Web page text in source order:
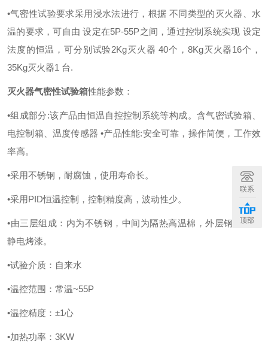
•气密性试验要求采用浸水法进行，根据 不同类型的灭火器、水
温的要求，可自由 设定在5P-55P之间，通过控制系统实现 设定
法度的恒温，可分别试验2Kg灭火器 40个，8Kg灭火器16个，
35Kg灭火器1 台.
灭火器气密性试验箱性能参数：
•组成部分:该产品由恒温自控控制系统等构成。含气密试验箱、
电控制箱、温度传感器 •产品性能:安全可靠，操作简便，工作效
率高。
•采用不锈钢，耐腐蚀，使用寿命长。
•采用PID恒温控制，控制精度高，波动性少。
•由三层组成：内为不锈钢，中间为隔热高温棉，外层钢板高温
静电烤漆。
•试验介质：自来水
•温控范围：常温~55P
•温控精度：±1心
•加热功率：3KW
联系
顶部